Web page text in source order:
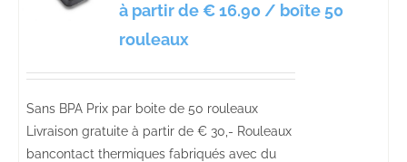
à partir de € 16.90 / boîte 50
rouleaux
Sans BPA Prix par boite de 50 rouleaux
Livraison gratuite à partir de € 30,- Rouleaux
bancontact thermiques fabriqués avec du